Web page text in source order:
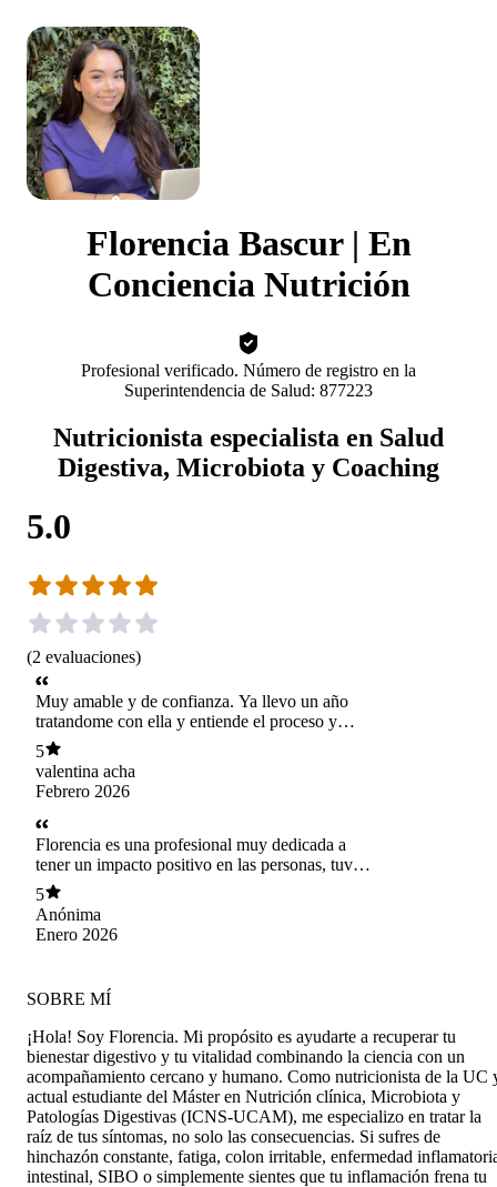
Florencia Bascur | En
Conciencia Nutrición
Profesional verificado. Número de registro en la
Superintendencia de Salud: 877223
Nutricionista especialista en Salud
Digestiva, Microbiota y Coaching
5.0
(2 evaluaciones)
Muy amable y de confianza. Ya llevo un año
tratandome con ella y entiende el proceso y
objetivo que tengo con mi cuerpo, me ha
ayudado a ver que elementos del contexto
tambien influyen y he logrado internalizar un
modo de vida mas que verlo como una "dieta".
La recomiendo al 100%, es muy dedicada,
ayuda a ver que productos especificos comprar
entendiendo el presupuesto. Aunque uno este
fuera del pais en un periodo me ayudo a verlo
con un supermercado extranjero. LA MEJOR
NUTRIIII !!!
5
valentina acha
Febrero 2026
Florencia es una profesional muy dedicada a
tener un impacto positivo en las personas, tuve
una muy buena experiencia, delicada y
consciente del paciente.
5
Anónima
Enero 2026
SOBRE MÍ
¡Hola! Soy Florencia. Mi propósito es ayudarte a recuperar tu
bienestar digestivo y tu vitalidad combinando la ciencia con un
acompañamiento cercano y humano. Como nutricionista de la UC
actual estudiante del Máster en Nutrición clínica, Microbiota y
Patologías Digestivas (ICNS-UCAM), me especializo en tratar la
raíz de tus síntomas, no solo las consecuencias. Si sufres de
hinchazón constante, fatiga, colon irritable, enfermedad
intestinal, SIBO o simplemente sientes que tu inflamación frena tu